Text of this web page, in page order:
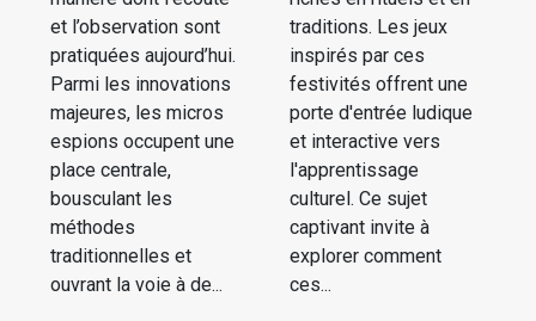
et l’observation sont
pratiquées aujourd’hui.
Parmi les innovations
majeures, les micros
espions occupent une
place centrale,
bousculant les
méthodes
traditionnelles et
ouvrant la voie à de...
traditions. Les jeux
inspirés par ces
festivités offrent une
porte d'entrée ludique
et interactive vers
l'apprentissage
culturel. Ce sujet
captivant invite à
explorer comment
ces...